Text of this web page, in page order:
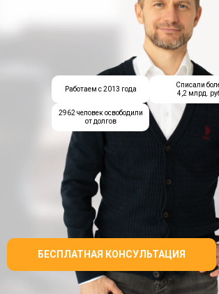
БЕСПЛАТНАЯ КОНСУЛЬТАЦИЯ
Работаем с 2013 года
Списали
4,2 млрд.
2962 человек освободили
от долгов